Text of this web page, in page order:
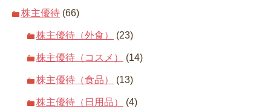
株主優待 (66)
株主優待（外食） (23)
株主優待（コスメ） (14)
株主優待（食品） (13)
株主優待（日用品） (4)